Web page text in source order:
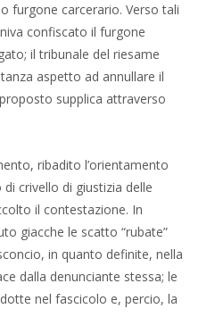
furgone carcerario. Verso tali
confiscato il furgone
il tribunale del riesame
aspetto ad annullare il
supplica attraverso
ribadito l’orientamento
crivello di giustizia delle
il contestazione. In
giacche le scatto “rubate”
in quanto definite, nella
dalla denunciante stessa; le
nel fascicolo e, percio, la